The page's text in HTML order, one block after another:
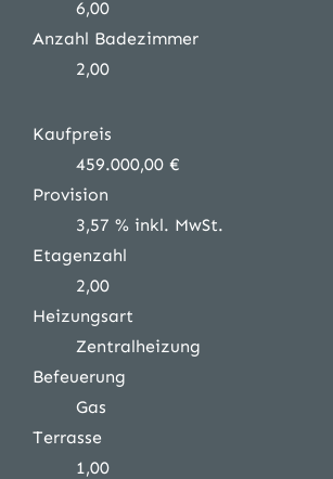
6,00
Anzahl Badezimmer
2,00
Kaufpreis
459.000,00 €
Provision
3,57 % inkl. MwSt.
Etagenzahl
2,00
Heizungsart
Zentralheizung
Befeuerung
Gas
Terrasse
1,00